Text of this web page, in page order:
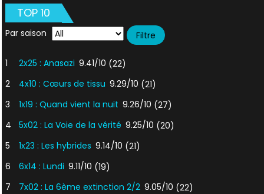
TOP 10
Par saison
1 2x25 : Anasazi 9.41/10 (22)
2
4x10 : Cœurs de tissu 9.29/10 (21)
3
1x19 : Quand vient la nuit 9.26/10 (27)
4
5x02 : La Voie de la vérité 9.25/10 (20)
5
1x23 : Les hybrides 9.14/10 (21)
6
6x14 : Lundi 9.11/10 (19)
7
7x02 : La 6ème extinction 2/2 9.05/10 (22)